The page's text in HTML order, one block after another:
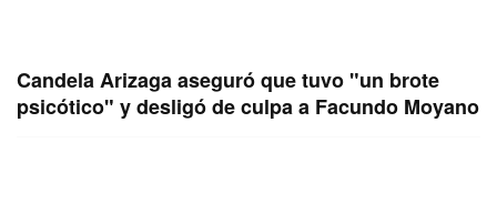
Candela Arizaga aseguró que tuvo "un brote
psicótico" y desligó de culpa a Facundo Moyano